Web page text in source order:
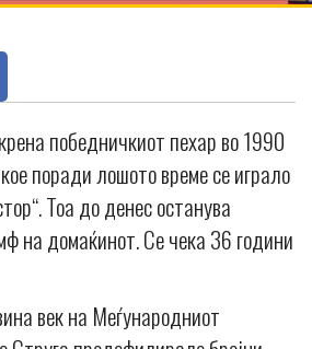
победничкиот пехар во 1990
поради лошото време се играло
Тоа до денес останува
на домаќинот. Се чека 36 години
век на Меѓународниот